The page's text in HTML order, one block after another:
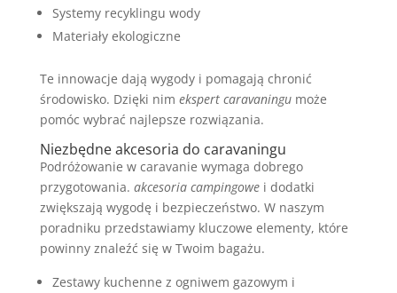
Systemy recyklingu wody
Materiały ekologiczne
Te innowacje dają wygody i pomagają chronić
środowisko. Dzięki nim ekspert caravaningumoże
pomóc wybrać najlepsze rozwiązania.
Niezbędne akcesoria do caravaningu
Podróżowanie w caravanie wymaga dobrego
przygotowania. akcesoria campingowei dodatki
zwiększają wygodę i bezpieczeństwo. W naszym
poradniku przedstawiamy kluczowe elementy, które
powinny znaleźć się w Twoim bagażu.
Zestawy kuchenne z ogniwem gazowym i